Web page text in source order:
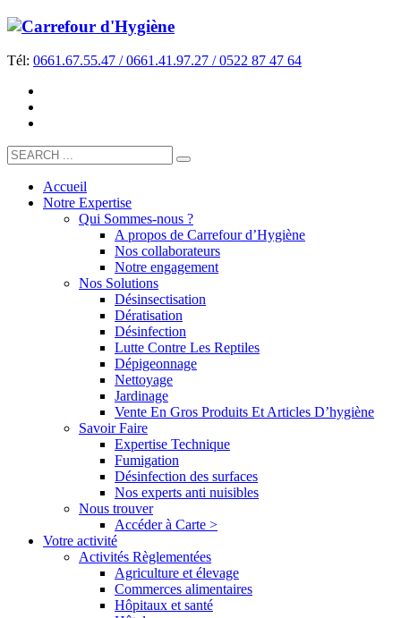
Tél: 0661.67.55.47 / 0661.41.97.27 / 0522 87 47 64
Accueil
Notre Expertise
Qui Sommes-nous ?
A propos de Carrefour d’Hygiène
Nos collaborateurs
Notre engagement
Nos Solutions
Désinsectisation
Dératisation
Désinfection
Lutte Contre Les Reptiles
Dépigeonnage
Nettoyage
Jardinage
Vente En Gros Produits Et Articles D’hygiène
Savoir Faire
Expertise Technique
Fumigation
Désinfection des surfaces
Nos experts anti nuisibles
Nous trouver
Accéder à Carte >
Votre activité
Activités Règlementées
Agriculture et élevage
Commerces alimentaires
Hôpitaux et santé